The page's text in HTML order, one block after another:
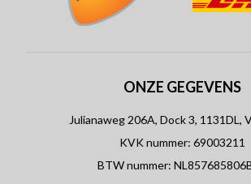
ONZE GEGEVENS
Julianaweg 206A, Dock 3, 1131DL,
KVK nummer: 69003211
BTW nummer: